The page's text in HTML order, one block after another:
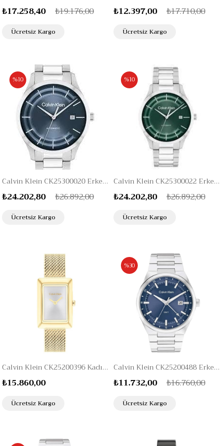
₺17.258,40 ₺19.176,00
Ücretsiz Kargo
₺12.397,00 ₺17.710,00
Ücretsiz Kargo
Calvin Klein CK25300020 Erkek Kol Saati
₺24.202,80 ₺26.892,00
%10
Ücretsiz Kargo
Calvin Klein CK25300022 Erkek Kol Saati
₺24.202,80 ₺26.892,00
%10
Ücretsiz Kargo
Calvin Klein CK25200396 Kadın Kol Saati
₺15.860,00
Ücretsiz Kargo
Calvin Klein CK25200488 Erkek Kol Saati
₺11.732,00 ₺16.760,00
%30
Ücretsiz Kargo